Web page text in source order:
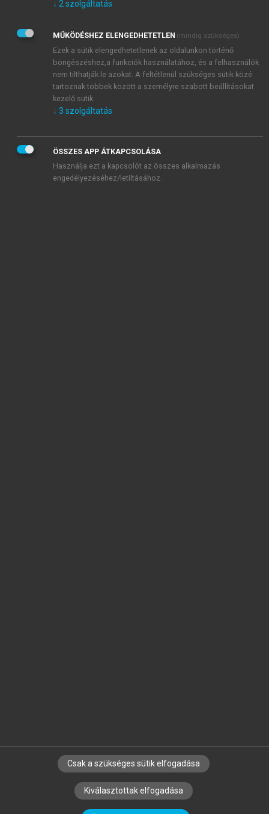
Kérek értesítést az Akadémiai Kiadó Zrt. újdonságairól,
Adatkezelési tájékoztatóbanfoglaltakat tudomásul
veszem és elfogadom.
Általános vásárlási feltételeket, valamint a szotar.netés a
mersz.huoldalak licencszerződéseiben foglaltakat
tudomásul veszem és elfogadom.
KIPRÓBÁLOM
SZERZŐKNEK CÉGEKNEK KÖNYVTÁROSOKNAK
SZERKESZTÉSI ÉS LEKTORÁLÁSI ALAPELVEK
↓ 2 szolgáltatás
MŰKÖDÉSHEZ ELENGEDHETETLEN (mindig szükséges)
Ezek a sütik elengedhetetlenek az oldalunkon történő
böngészéshez,a funkciók használatához, és a felhasználók
nem tilthatják le azokat. A feltétlenül szükséges sütik közé
tartoznak többek között a személyre szabott beállításokat
kezelő sütik.
↓ 3 szolgáltatás
ÖSSZES APP ÁTKAPCSOLÁSA
Használja ezt a kapcsolót az összes alkalmazás
engedélyezéséhez/letiltásához.
Csak a szükséges sütik elfogadása
Kiválasztottak elfogadása